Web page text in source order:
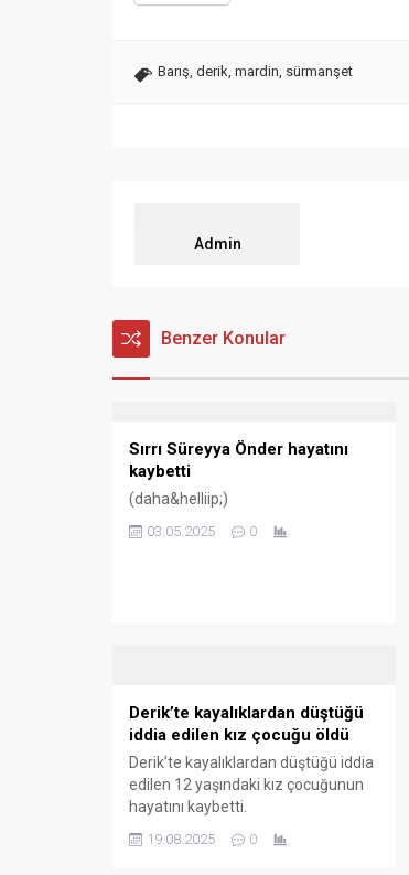
Barış, derik, mardin, sürmanşet
Admin
Benzer Konular
Sırrı Süreyya Önder hayatını
kaybetti
(daha&helliip;)
03.05.2025 0
Derik’te kayalıklardan düştüğü
iddia edilen kız çocuğu öldü
Derik’te kayalıklardan düştüğü iddia
edilen 12 yaşındaki kız çocuğunun
hayatını kaybetti.
19.08.2025 0